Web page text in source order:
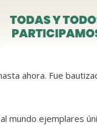
ahora. Fue
mundo ejemplares